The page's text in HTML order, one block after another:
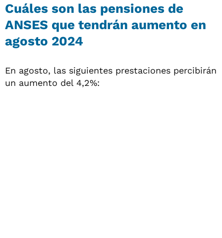
Cuáles son las pensiones de
ANSES que tendrán aumento en
agosto 2024
En agosto, las siguientes prestaciones percibirán
un aumento del 4,2%: